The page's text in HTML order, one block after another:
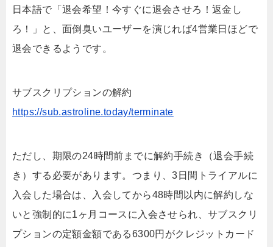
日本語で「退会希望！今すぐに退会させろ！返金し
ろ！」と、面倒臭いユーザーを演じれば4営業日ほどで
退会できるようです。
サブスクリプションの解約
https://sub.astroline.today/terminate
ただし、期限の24時間前までに解約手続き（退会手続
き）する必要があります。つまり、3日間トライアルに
入会した場合は、入会してから48時間以内に解約しな
いと強制的に1ヶ月コースに入会させられ、サブスクリ
プションの定額金額である6300円がクレジットカード